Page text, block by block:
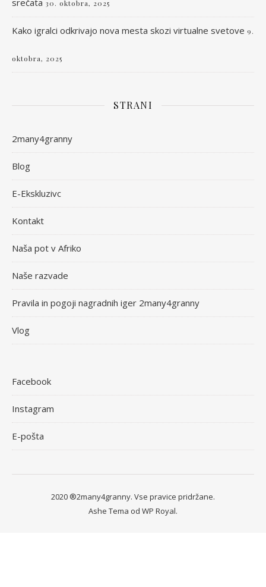
srečata 30. oktobra, 2025
Kako igralci odkrivajo nova mesta skozi virtualne svetove 9.
oktobra, 2025
STRANI
2many4granny
Blog
E-Ekskluzivc
Kontakt
Naša pot v Afriko
Naše razvade
Pravila in pogoji nagradnih iger 2many4granny
Vlog
Facebook
Instagram
E-pošta
2020 ®2many4granny. Vse pravice pridržane.
Ashe Tema od WP Royal.